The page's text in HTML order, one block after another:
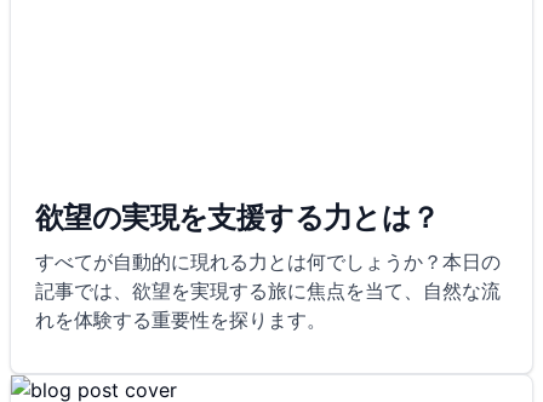
欲望の実現を支援する力とは？
すべてが自動的に現れる力とは何でしょうか？本日の
記事では、欲望を実現する旅に焦点を当て、自然な流
れを体験する重要性を探ります。